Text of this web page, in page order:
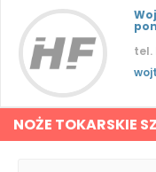
tel.
NOŻE TOKARSKIE